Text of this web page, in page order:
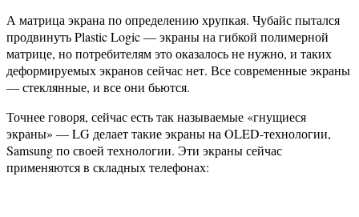
А матрица экрана по определению хрупкая. Чубайс пытался
продвинуть Plastic Logic — экраны на гибкой полимерной
матрице, но потребителям это оказалось не нужно, и таких
деформируемых экранов сейчас нет. Все современные экраны
— стеклянные, и все они бьются.
Точнее говоря, сейчас есть так называемые «гнущиеся
экраны» — LG делает такие экраны на OLED-технологии,
Samsung по своей технологии. Эти экраны сейчас
применяются в складных телефонах: